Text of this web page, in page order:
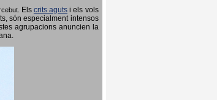
Els crits aguts i els vols
són especialment intensos
agrupacions anuncien la